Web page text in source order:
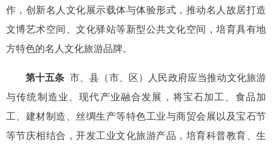
作，创新名人文化展示载体与体验形式，推动名人故居打造
文博艺术空间、文化驿站等新型公共文化空间，培育具有地
方特色的名人文化旅游品牌。
第十五条 市、县（市、区）人民政府应当推动文化旅游
与传统制造业、现代产业融合发展，将宝石加工、食品加
工、建材制造、丝绸生产等特色工业与商贸会展以及宝石节
等节庆相结合，开发工业文化旅游产品，培育科普教育、生